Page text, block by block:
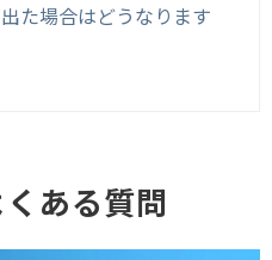
た場合はどうなります
ある質問